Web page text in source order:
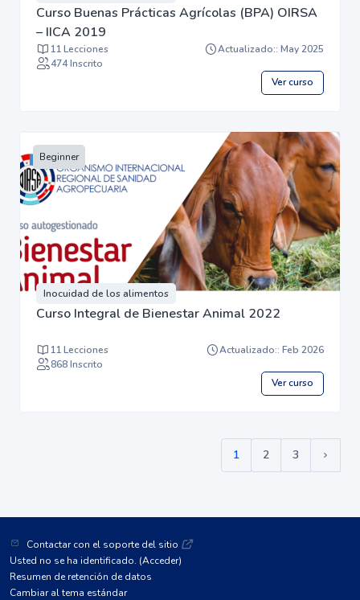
Curso Buenas Prácticas Agrícolas (BPA) OIRSA
– IICA 2019
11 Lecciones
Actualizado:: May 2025
474 Inscrito
Ver curso
Beginner
Inocuidad de los alimentos
Curso Integral de Bienestar Animal 2022
11 Lecciones
Actualizado:: Feb 2026
868 Inscrito
Ver curso
1(current)
2 3
Contactar con el soporte del sitio
Usted no se ha identificado. (Acceder)
Resumen de retención de datos
Cambiar al tema estándar